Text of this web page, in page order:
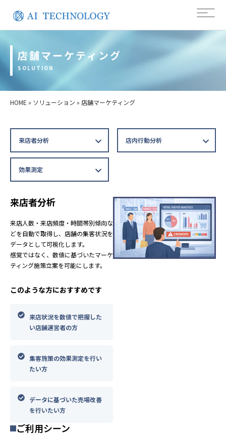
店舗マーケティング
SOLUTION
HOME » ソリューション » 店舗マーケティング
来店者分析 店内行動分析
効果測定
来店者分析
来店人数・来店頻度・時間帯別傾向な
どを自動で取得し、店舗の集客状況を
データとして可視化します。
感覚ではなく、数値に基づいたマーケ
ティング施策立案を可能にします。
このような方におすすめです
来店状況を数値で把握した
い店舗運営者の方
集客施策の効果測定を行い
たい方
データに基づいた売場改善
を行いたい方
ご利用シーン